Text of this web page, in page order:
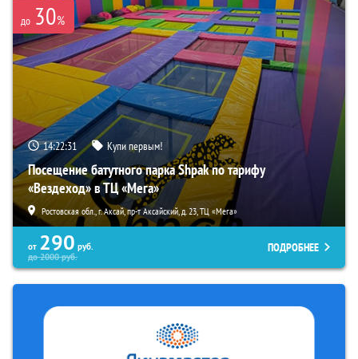
до 30%
14:22:30 Купи первым!
Посещение батутного парка Shpak по тарифу
«Вездеход» в ТЦ «Мега»
Ростовская обл., г. Аксай, пр-т Аксайский, д. 23, ТЦ «Мега»
от 290 руб.
до2000руб.
ПОДРОБНЕЕ